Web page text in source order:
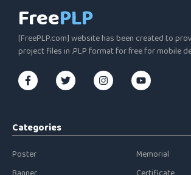
FreePLP
[FreePLP.com] website has been created to
project files in .PLP format for free for mobile
Categories
Poster
Memorial